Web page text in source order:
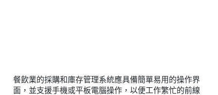
餐飲業的採購和庫存管理系統應具備簡單易用的操作界
面，並支援手機或平板電腦操作，以便工作繁忙的前線